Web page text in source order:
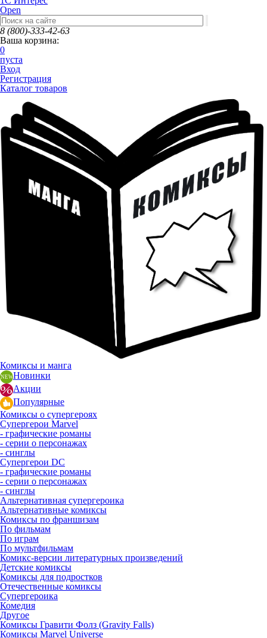
Open
8 (800)-333-42-63
Ваша корзина:
0
пуста
Вход
Регистрация
Каталог товаров
Комиксы и манга
Новинки
Акции
Популярные
Комиксы о супергероях
Супергерои Marvel
- графические романы
- серии о персонажах
- синглы
Супергерои DC
- графические романы
- серии о персонажах
- синглы
Альтернативная супергероика
Альтернативные комиксы
Комиксы по франшизам
По фильмам
По играм
По мультфильмам
Комикс-версии литературных произведений
Детские комиксы
Комиксы для подростков
Отечественные комиксы
Супергероика
Комедия
Другое
Комиксы Гравити Фолз (Gravity Falls)
Комиксы Marvel Universe